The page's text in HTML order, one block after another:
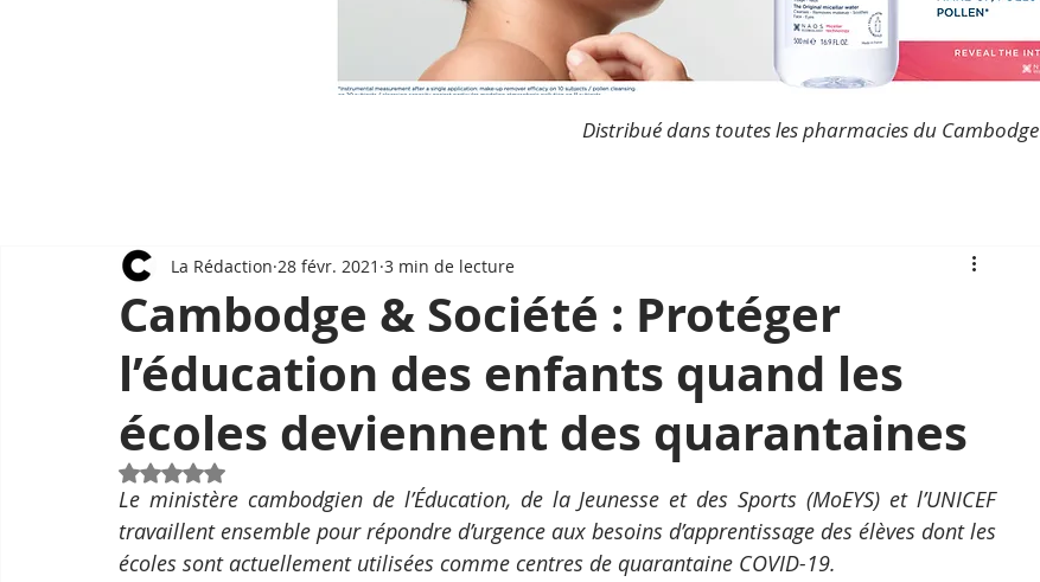
Distribué dans toutes les pharmacies du Cambodge
Cambodge & Société : Protéger
l’éducation des enfants quand les
écoles deviennent des quarantaines
La Rédaction 28 févr. 2021 3 min de lecture
Noté NaN étoiles sur 5.
Le ministère cambodgien de l’Éducation, de la Jeunesse et des Sports (MoEYS) et l’UNICEF
travaillent ensemble pour répondre d’urgence aux besoins d’apprentissage des élèves dont les
écoles sont actuellement utilisées comme centres de quarantaine COVID-19.